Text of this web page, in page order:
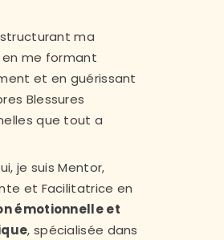
ma
en me formant
et en guérissant
Blessures
que tout a
je suis Mentor,
et Facilitatrice en
émotionnelle et
, spécialisée dans